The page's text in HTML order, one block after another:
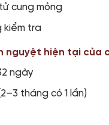
cung mỏng
kiểm tra
nguyệt hiện tại của
ngày
tháng có 1 lần)